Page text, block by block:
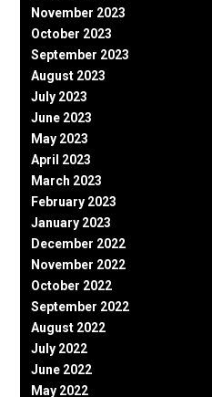
November 2023
October 2023
September 2023
August 2023
July 2023
June 2023
May 2023
April 2023
March 2023
February 2023
January 2023
December 2022
November 2022
October 2022
September 2022
August 2022
July 2022
June 2022
May 2022